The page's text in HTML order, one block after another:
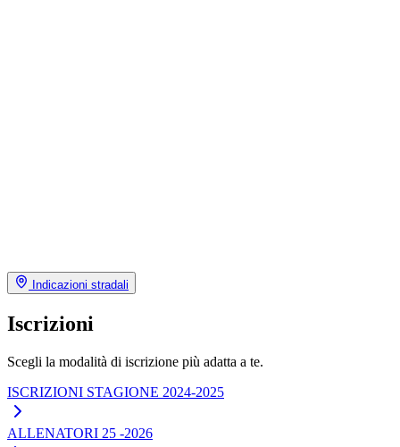
Indicazioni stradali
Iscrizioni
Scegli la modalità di iscrizione più adatta a te.
ISCRIZIONI STAGIONE 2024-2025
ALLENATORI 25 -2026